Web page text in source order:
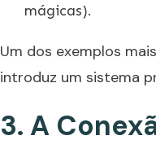
mágicas).
Um dos exemplos
introduz um sistema
3. A